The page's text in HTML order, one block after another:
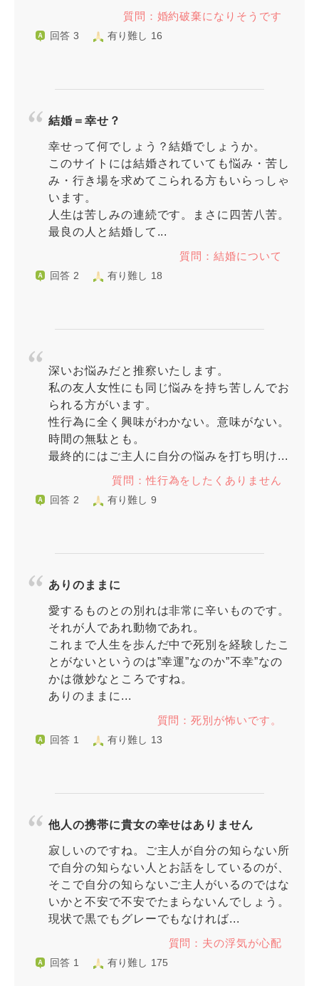
質問：婚約破棄になりそうです
回答 3 有り難し 16
結婚＝幸せ？
幸せって何でしょう？結婚でしょうか。
このサイトには結婚されていても悩み・苦し
み・行き場を求めてこられる方もいらっしゃ
います。
人生は苦しみの連続です。まさに四苦八苦。
最良の人と結婚して...
質問：結婚について
回答 2 有り難し 18
深いお悩みだと推察いたします。
私の友人女性にも同じ悩みを持ち苦しんでお
られる方がいます。
性行為に全く興味がわかない。意味がない。
時間の無駄とも。
最終的にはご主人に自分の悩みを打ち明け...
質問：性行為をしたくありません
回答 2 有り難し 9
ありのままに
愛するものとの別れは非常に辛いものです。
それが人であれ動物であれ。
これまで人生を歩んだ中で死別を経験したこ
とがないというのは”幸運”なのか”不幸”なの
かは微妙なところですね。
ありのままに...
質問：死別が怖いです。
回答 1 有り難し 13
他人の携帯に貴女の幸せはありません
寂しいのですね。ご主人が自分の知らない所
で自分の知らない人とお話をしているのが、
そこで自分の知らないご主人がいるのではな
いかと不安で不安でたまらないんでしょう。
現状で黒でもグレーでもなければ...
質問：夫の浮気が心配
回答 1 有り難し 175